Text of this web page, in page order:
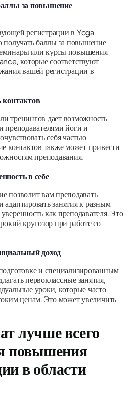
за повышение
регистрации в Yoga
баллы за повышение
или курсы повышения
которые соответствуют
вашей регистрации в
контактов
тренингов дает возможность
преподавателями йоги и
себя частью
контактов также может привести
преподавания.
в себе
позволит вам преподавать
занятия к разным
как преподавателя. Это
кругозор при работе со
доход
и специализированным
первоклассные занятия,
уроки, которые часто
ценам. Это может увеличить
лучше всего
повышения
в области